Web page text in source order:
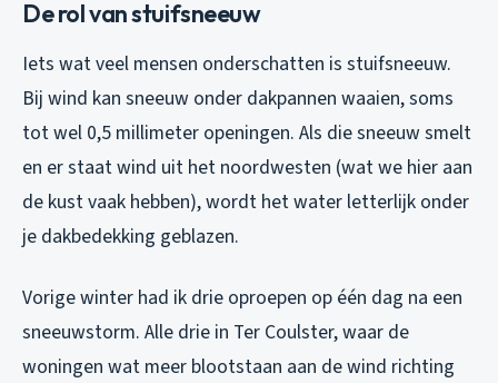
De rol van stuifsneeuw
Iets wat veel mensen onderschatten is stuifsneeuw.
Bij wind kan sneeuw onder dakpannen waaien, soms
tot wel 0,5 millimeter openingen. Als die sneeuw smelt
en er staat wind uit het noordwesten (wat we hier aan
de kust vaak hebben), wordt het water letterlijk onder
je dakbedekking geblazen.
Vorige winter had ik drie oproepen op één dag na een
sneeuwstorm. Alle drie in Ter Coulster, waar de
woningen wat meer blootstaan aan de wind richting